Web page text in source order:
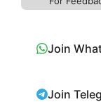
Join
Join